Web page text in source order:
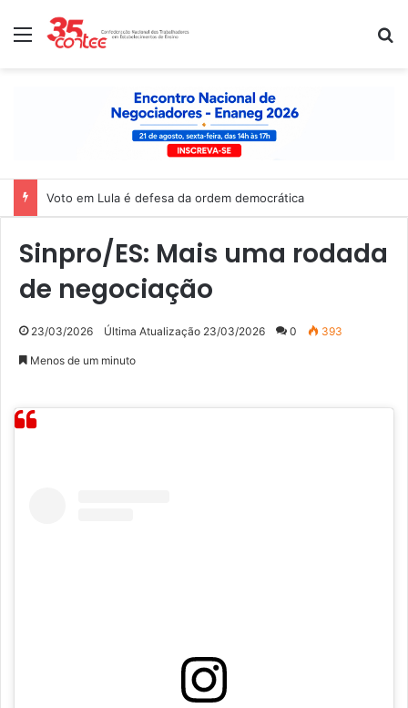
Menu
Voto em Lula é defesa da ordem democrática
Sinpro/ES: Mais uma rodada
de negociação
23/03/2026 Última Atualização 23/03/2026 0 393
Menos de um minuto